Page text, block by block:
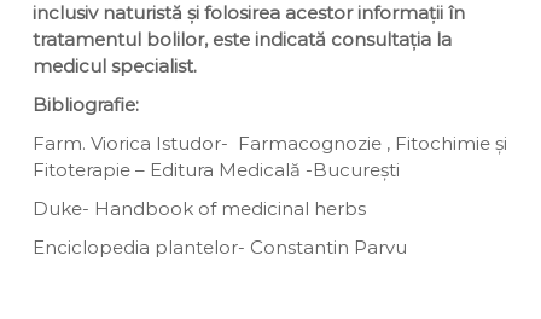
inclusiv naturistă și folosirea acestor informații în
tratamentul bolilor, este indicată consultația la
medicul specialist.
Bibliografie:
Farm. Viorica Istudor- Farmacognozie , Fitochimie și
Fitoterapie – Editura Medicală -București
Duke- Handbook of medicinal herbs
Enciclopedia plantelor- Constantin Parvu